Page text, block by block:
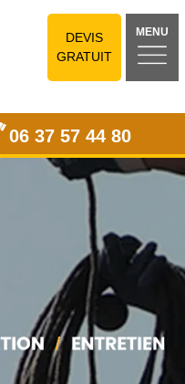
DEVIS
GRATUIT
MENU
06 37 57 44 80